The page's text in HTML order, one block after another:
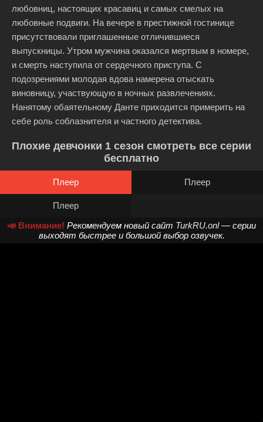
любовниц, настоящих красавиц и самых смелых на
любовные подвиги. На вечере в престижной гостинице
присутствовали приглашенные отличившиеся
выпускницы. Утром мужчина оказался мертвым в номере,
и смерть наступила от сердечного приступа. С
подозрениями молодая вдова намерена отыскать
виновницу, участвующую в ночных развлечениях.
Нанятому обаятельному Данте приходится примерить на
себе роль соблазнителя и частного детектива.
Плохие девчонки 1 сезон смотреть все серии
бесплатно
Плеер Плеер
Плеер
📣 Внимание! Рекомендуем новый сайт TurkRU.onl— серии
выходят быстрее и большой выбор озвучек.